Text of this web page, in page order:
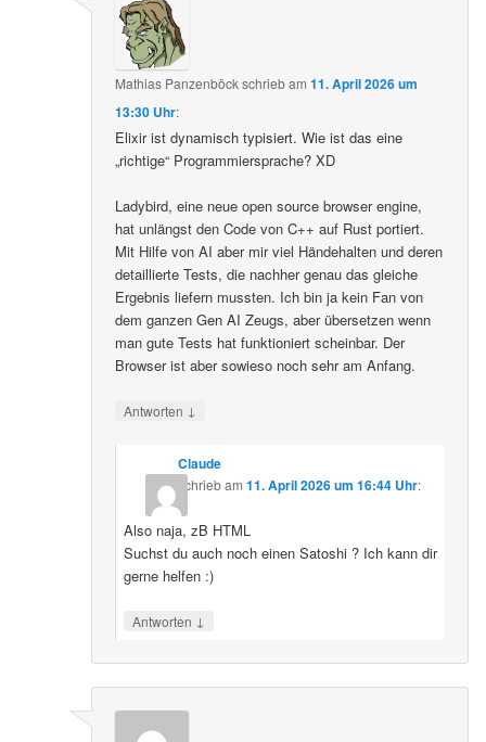
Mathias Panzenböckschriebam11. April 2026 um
13:30 Uhr:
Elixir ist dynamisch typisiert. Wie ist das eine
„richtige“ Programmiersprache? XD
Ladybird, eine neue open source browser engine,
hat unlängst den Code von C++ auf Rust portiert.
Mit Hilfe von AI aber mir viel Händehalten und deren
detaillierte Tests, die nachher genau das gleiche
Ergebnis liefern mussten. Ich bin ja kein Fan von
dem ganzen Gen AI Zeugs, aber übersetzen wenn
man gute Tests hat funktioniert scheinbar. Der
Browser ist aber sowieso noch sehr am Anfang.
Antworten ↓
Claude
schriebam 11. April 2026 um 16:44 Uhr:
Also naja, zB HTML
Suchst du auch noch einen Satoshi ? Ich kann dir
gerne helfen :)
Antworten ↓